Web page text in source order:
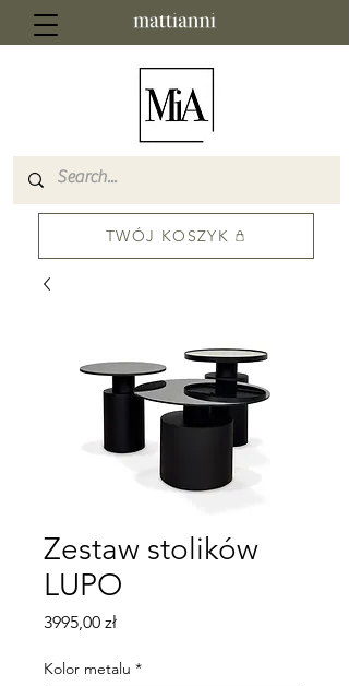
TWÓJ KOSZYK
Zestaw stolików
LUPO
3995,00 złCena
Kolor metalu *